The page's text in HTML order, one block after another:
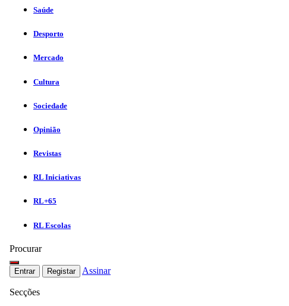
Saúde
Desporto
Mercado
Cultura
Sociedade
Opinião
Revistas
RL Iniciativas
RL+65
RL Escolas
Procurar
Entrar Registar Assinar
Secções